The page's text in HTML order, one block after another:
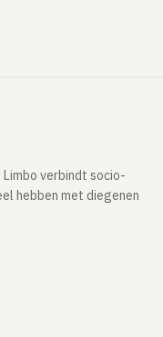
verbindt socio-
hebben met diegenen